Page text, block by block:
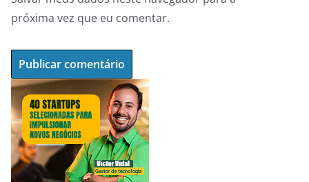
próxima vez que eu comentar.